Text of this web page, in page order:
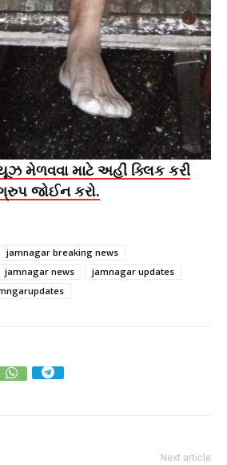
મેળવવા માટે અહીં ક્લિક કરી
જોઈન કરો.
jamnagar breaking news
jamnagar news
jamnagar updates
Next article